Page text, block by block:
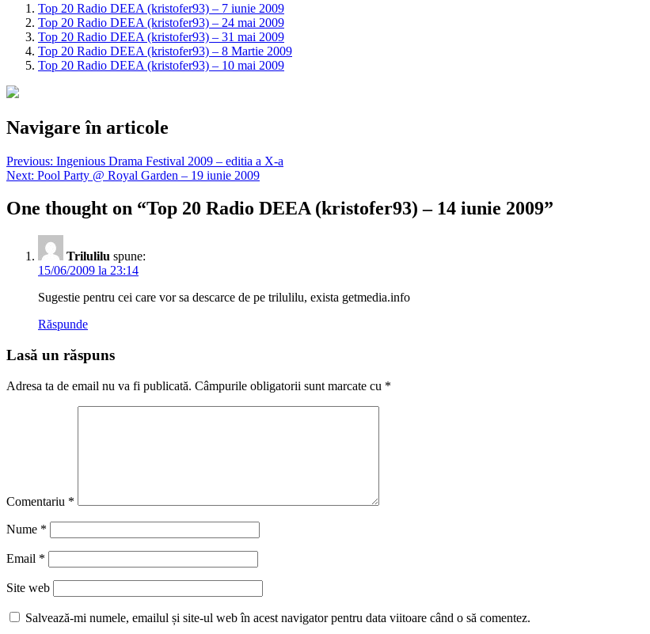
Top 20 Radio DEEA (kristofer93) – 7 iunie 2009
Top 20 Radio DEEA (kristofer93) – 24 mai 2009
Top 20 Radio DEEA (kristofer93) – 31 mai 2009
Top 20 Radio DEEA (kristofer93) – 8 Martie 2009
Top 20 Radio DEEA (kristofer93) – 10 mai 2009
Navigare în articole
Previous: Ingenious Drama Festival 2009 – editia a X-a
Next: Pool Party @ Royal Garden – 19 iunie 2009
One thought on “Top 20 Radio DEEA (kristofer93) – 14 iunie 2009”
Trilulilu spune:
15/06/2009 la 23:14
Sugestie pentru cei care vor sa descarce de pe trilulilu, exista getmedia.info
Răspunde
Lasă un răspuns
Adresa ta de email nu va fi publicată. Câmpurile obligatorii sunt marcate cu *
Comentariu *
Nume *
Email *
Site web
Salvează-mi numele, emailul și site-ul web în acest navigator pentru data viitoare când o să comentez.